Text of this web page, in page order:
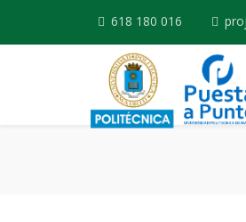
618 180 016